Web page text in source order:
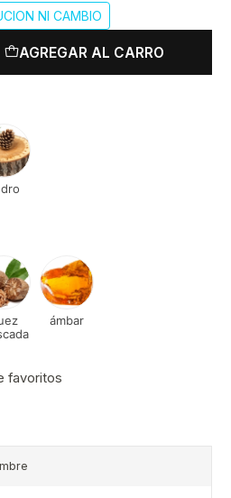
NI CAMBIO
AGREGAR AL CARRO
ámbar
favoritos